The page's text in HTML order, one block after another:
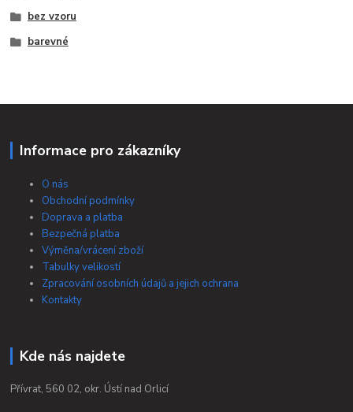
bez vzoru
barevné
Informace pro zákazníky
O nás
Obchodní podmínky
Doprava a platba
Bezpečná platba
Výměna/vrácení zboží
Tabulky velikostí
Zpracování osobních údajů a jejich ochrana
Kontakty
Kde nás najdete
Přívrat, 560 02, okr. Ústí nad Orlicí